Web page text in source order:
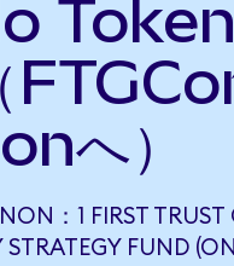
へ）
：1 FIRST
FUND